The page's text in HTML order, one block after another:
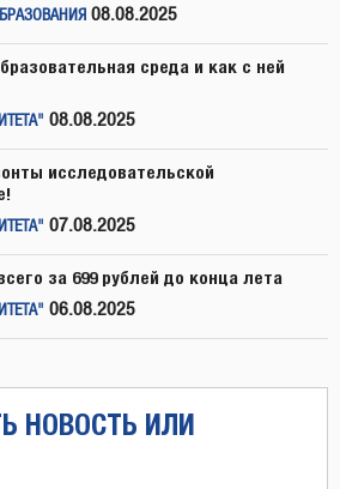
08.08.2025
среда и как с ней
08.08.2025
исследовательской
07.08.2025
за 699 рублей до конца лета
06.08.2025
НОВОСТЬ ИЛИ